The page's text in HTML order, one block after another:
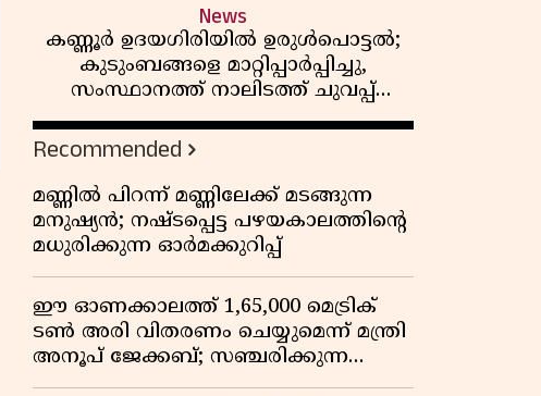
News
കണ്ണൂർ ഉദയഗിരിയിൽ ഉരുൾപൊട്ടൽ;
കുടുംബങ്ങളെ മാറ്റിപ്പാർപ്പിച്ചു,
സംസ്ഥാനത്ത് നാലിടത്ത് ചുവപ്പ്
ജാഗ്രത
Recommended
മണ്ണിൽ പിറന്ന് മണ്ണിലേക്ക് മടങ്ങുന്ന
മനുഷ്യൻ; നഷ്ടപ്പെട്ട പഴയകാലത്തിൻ്റെ
മധുരിക്കുന്ന ഓർമക്കുറിപ്പ്
ഈ ഓണക്കാലത്ത് 1,65,000 മെട്രിക്
ടൺ അരി വിതരണം ചെയ്യുമെന്ന് മന്ത്രി
അനൂപ് ജേക്കബ്; സഞ്ചരിക്കുന്ന
റേഷൻ കടകൾക്ക് തുടക്കം